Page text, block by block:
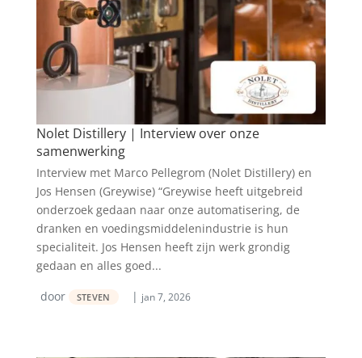
Nolet Distillery | Interview over onze
samenwerking
door STEVEN | jan 7, 2026
Interview met Marco Pellegrom (Nolet Distillery) en
Jos Hensen (Greywise) “Greywise heeft uitgebreid
onderzoek gedaan naar onze automatisering, de
dranken en voedingsmiddelenindustrie is hun
specialiteit. Jos Hensen heeft zijn werk grondig
gedaan en alles goed...